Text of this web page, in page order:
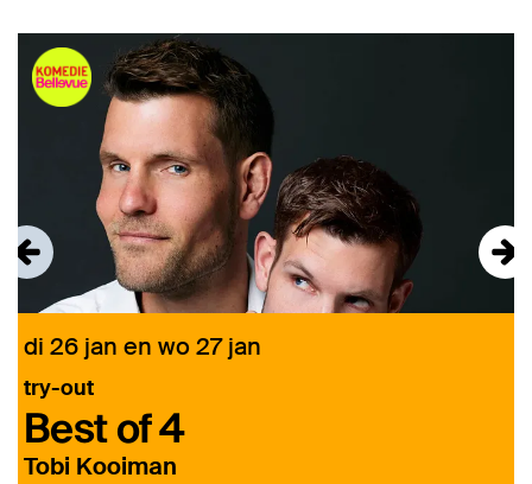
Best of 4
Tobi Kooiman
try-out
di 26 jan en wo 27 jan